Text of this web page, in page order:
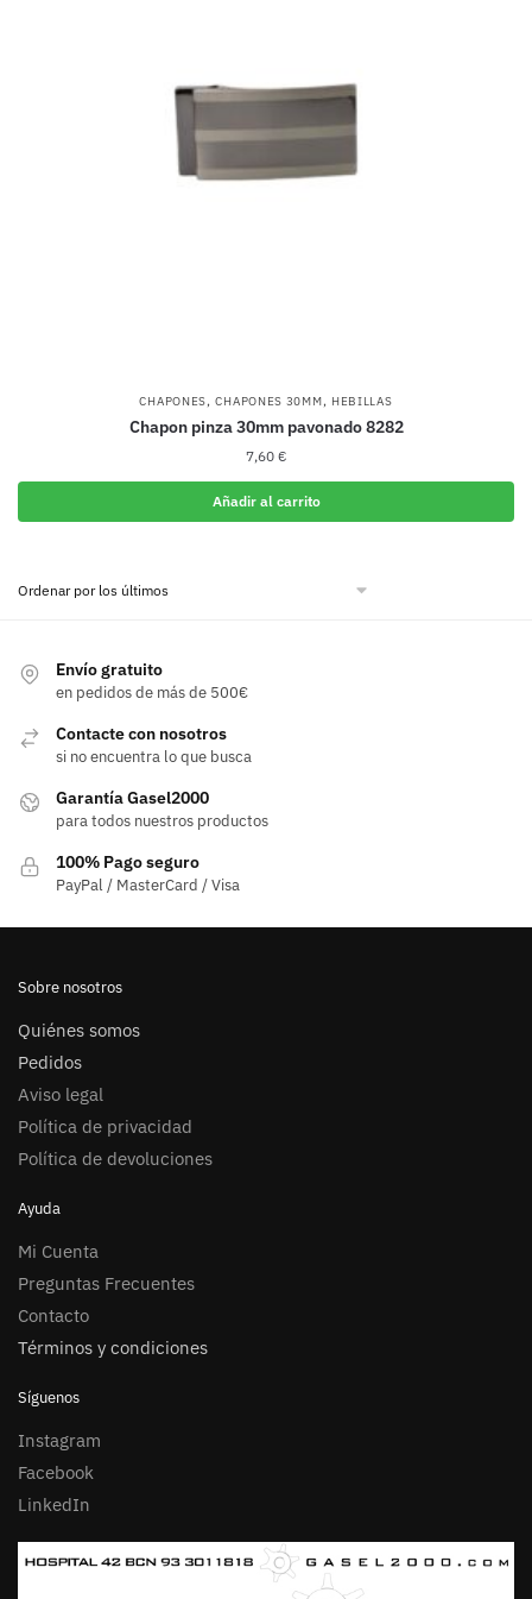
CHAPONES,CHAPONES 30MM, HEBILLAS
Chapon pinza 30mm pavonado 8282
7,60 €
Añadir al carrito
Envío gratuito
en pedidos de más de 500€
Contacte con nosotros
si no encuentra lo que busca
Garantía Gasel2000
para todos nuestros productos
100% Pago seguro
PayPal / MasterCard / Visa
Sobre nosotros
Quiénes somos
Pedidos
Aviso legal
Política de privacidad
Política de devoluciones
Ayuda
Mi Cuenta
Preguntas Frecuentes
Contacto
Términos y condiciones
Síguenos
Instagram
Facebook
LinkedIn